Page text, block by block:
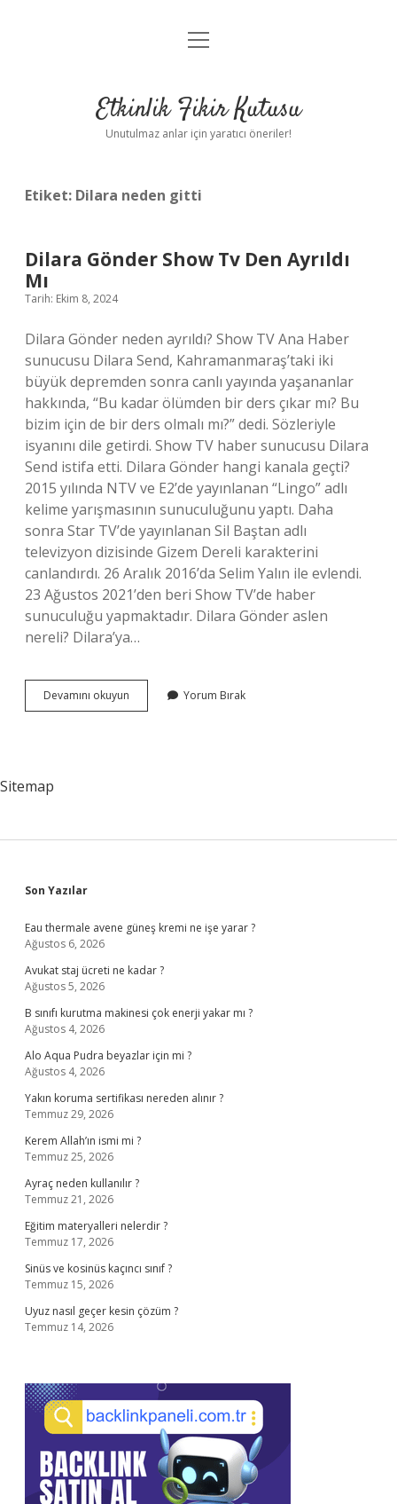
Anasayfa
Yasal Uyarı
menüyü
Etkinlik Fikir Kutusu
Unutulmaz anlar için yaratıcı öneriler!
Etiket: Dilara neden gitti
Dilara Gönder Show Tv Den Ayrıldı
Mı
Tarih: Ekim 8, 2024
Dilara Gönder neden ayrıldı? Show TV Ana Haber
sunucusu Dilara Send, Kahramanmaraş’taki iki
büyük depremden sonra canlı yayında yaşananlar
hakkında, “Bu kadar ölümden bir ders çıkar mı? Bu
bizim için de bir ders olmalı mı?” dedi. Sözleriyle
isyanını dile getirdi. Show TV haber sunucusu Dilara
Send istifa etti. Dilara Gönder hangi kanala geçti?
2015 yılında NTV ve E2’de yayınlanan “Lingo” adlı
kelime yarışmasının sunuculuğunu yaptı. Daha
sonra Star TV’de yayınlanan Sil Baştan adlı
televizyon dizisinde Gizem Dereli karakterini
canlandırdı. 26 Aralık 2016’da Selim Yalın ile evlendi.
23 Ağustos 2021’den beri Show TV’de haber
sunuculuğu yapmaktadır. Dilara Gönder aslen
nereli? Dilara’ya…
Devamını okuyun
Gönder
Yorum Bırak
Sitemap
Sidebar
Son Yazılar
Eau thermale avene güneş kremi ne işe yarar ?
Ağustos 6, 2026
Avukat staj ücreti ne kadar ?
Ağustos 5, 2026
B sınıfı kurutma makinesi çok enerji yakar mı ?
Ağustos 4, 2026
Alo Aqua Pudra beyazlar için mi ?
Ağustos 4, 2026
Yakın koruma sertifikası nereden alınır ?
Temmuz 29, 2026
Kerem Allah’ın ismi mi ?
Temmuz 25, 2026
Ayraç neden kullanılır ?
Temmuz 21, 2026
Eğitim materyalleri nelerdir ?
Temmuz 17, 2026
Sinüs ve kosinüs kaçıncı sınıf ?
Temmuz 15, 2026
Uyuz nasıl geçer kesin çözüm ?
Temmuz 14, 2026